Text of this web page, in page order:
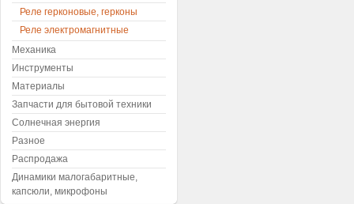
Реле герконовые, герконы
Реле электромагнитные
Механика
Инструменты
Материалы
Запчасти для бытовой техники
Солнечная энергия
Разное
Распродажа
Динамики малогабаритные,
капсюли, микрофоны